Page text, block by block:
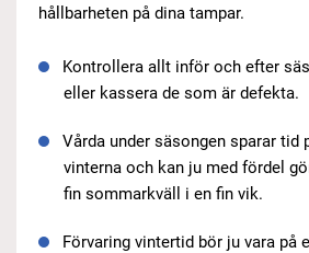
hållbarheten på dina tampar.
Kontrollera allt inför och efter
eller kassera de som är defekta.
Vårda under säsongen sparar tid
vinterna och kan ju med fördel
fin sommarkväll i en fin vik.
Förvaring vintertid bör ju vara på